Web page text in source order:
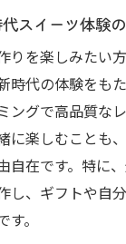
スイーツ体験
りを楽しみたい
時代の体験をも
ングで高品質な
に楽しむことも
自在です。特に
し、ギフトや自
。